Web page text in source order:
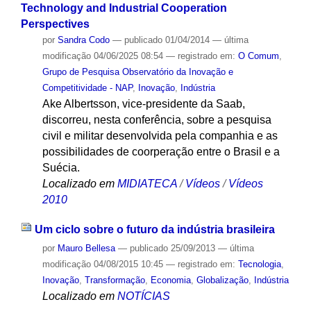
Technology and Industrial Cooperation
Perspectives
por Sandra Codo — publicado01/04/2014 — última
modificação04/06/2025 08:54 — registrado em: O Comum,
Grupo de Pesquisa Observatório da Inovação e
Competitividade - NAP, Inovação, Indústria
Ake Albertsson, vice-presidente da Saab,
discorreu, nesta conferência, sobre a pesquisa
civil e militar desenvolvida pela companhia e as
possibilidades de coorperação entre o Brasil e a
Suécia.
Localizado em MIDIATECA /Vídeos /Vídeos
2010
Um ciclo sobre o futuro da indústria brasileira
por Mauro Bellesa — publicado25/09/2013 — última
modificação04/08/2015 10:45 — registrado em: Tecnologia,
Inovação, Transformação, Economia, Globalização, Indústria
Localizado em NOTÍCIAS